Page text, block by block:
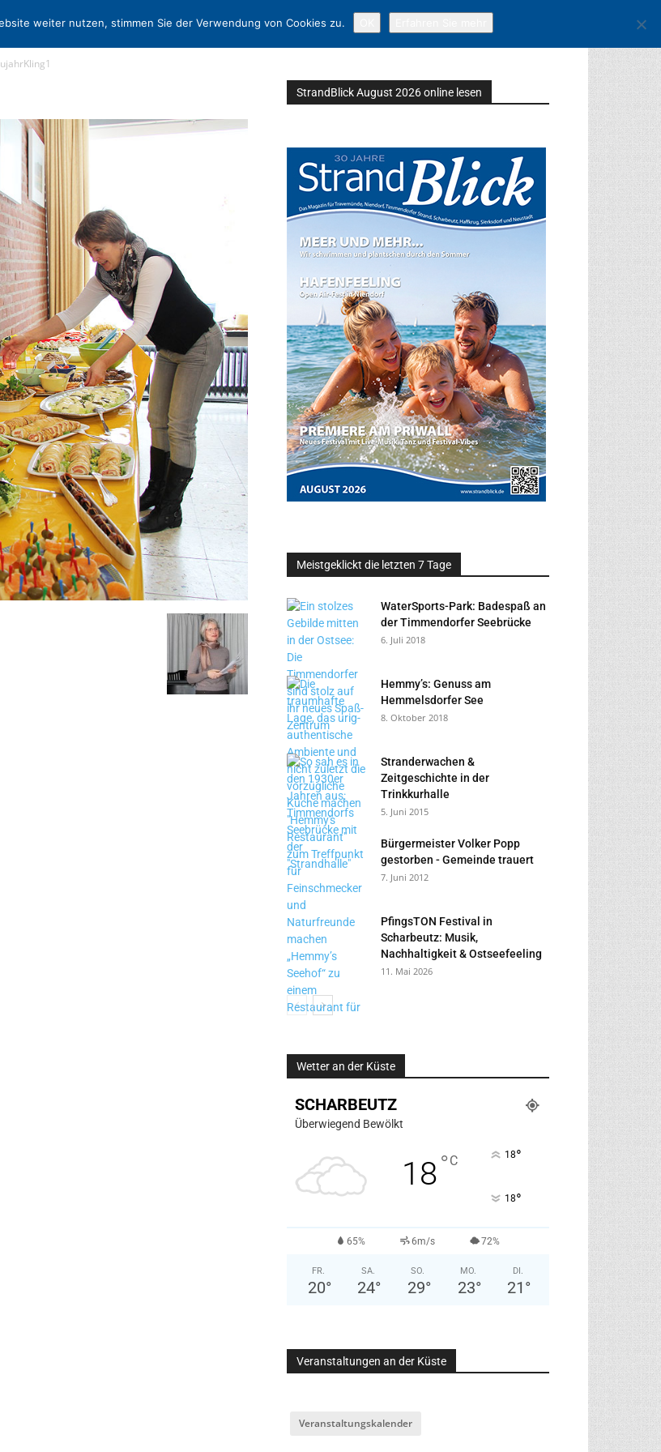
StrandBlick August 2026 online lesen
Meistgeklickt die letzten 7 Tage
WaterSports-Park: Badespaß an
der Timmendorfer Seebrücke
6. Juli 2018
Hemmy’s: Genuss am
Hemmelsdorfer See
8. Oktober 2018
Stranderwachen &
Zeitgeschichte in der
Trinkkurhalle
5. Juni 2015
Bürgermeister Volker Popp
gestorben - Gemeinde trauert
7. Juni 2012
PfingsTON Festival in
Scharbeutz: Musik,
Nachhaltigkeit & Ostseefeeling
11. Mai 2026
Wetter an der Küste
SCHARBEUTZ
Überwiegend Bewölkt
18°C 18°
18°
65% 6m/s 72%
FR.
20°
SA.
24°
SO.
29°
MO.
23°
DI.
21 °
Veranstaltungen an der Küste
Veranstaltungskalender
weiter nutzen, stimmen Sie der Verwendung von Cookies zu.